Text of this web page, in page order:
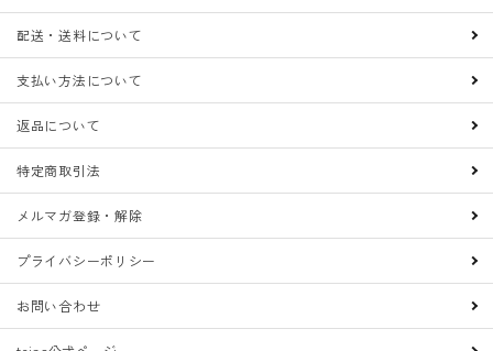
配送・送料について
支払い方法について
返品について
特定商取引法
メルマガ登録・解除
プライバシーポリシー
お問い合わせ